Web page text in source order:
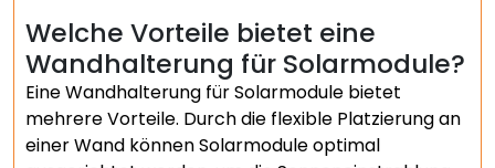
Welche Vorteile bietet eine
Wandhalterung für Solarmodule?
Eine Wandhalterung für Solarmodule bietet
mehrere Vorteile. Durch die flexible Platzierung an
einer Wand können Solarmodule optimal